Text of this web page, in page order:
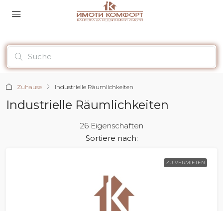
Zuhause Industrielle Räumlichkeiten
Industrielle Räumlichkeiten
26 Eigenschaften
Sortiere nach:
ZU VERMIETEN